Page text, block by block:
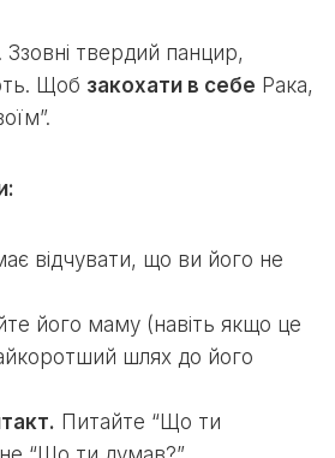
твердий панцир,
Щоб закохати в себе Рака,
відчувати, що ви його не
його маму (навіть якщо це
шлях до його
Питайте “Що ти